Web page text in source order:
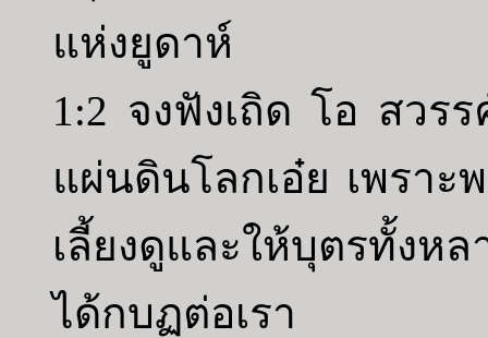
แห่งยูดาห์
1:2 จงฟังเถิด โอ สวร
แผ่นดินโลกเอ๋ย เพราะ
เลี้ยงดูและให้บุตรทั้งห
ได้กบฏต่อเรา